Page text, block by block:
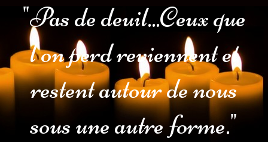
"Pas de deuil...Ceux que
l'on perd reviennent et
restent autour de nous
sous une autre forme."